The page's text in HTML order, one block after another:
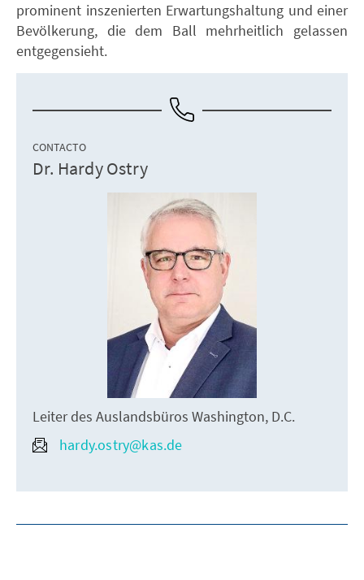
prominent inszenierten Erwartungshaltung und einer
Bevölkerung, die dem Ball mehrheitlich gelassen
entgegensieht.
CONTACTO
Dr. Hardy Ostry
Leiter des Auslandsbüros Washington, D.C.
hardy.ostry@kas.de